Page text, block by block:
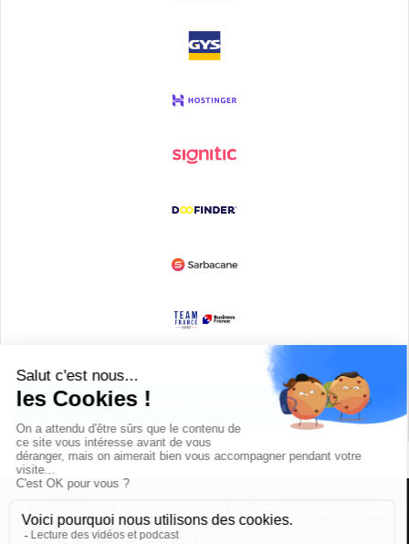
Devenir partenaire
© Copyright 2008 / 2026,DECODE MEDIA, The Innovation Media
Company.All Rights Reserved